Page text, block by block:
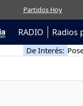
Partidos Hoy
RADIO Radios
De Interés: